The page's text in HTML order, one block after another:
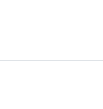
Icon